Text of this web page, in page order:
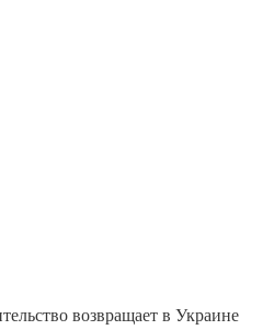
возвращает в Украине